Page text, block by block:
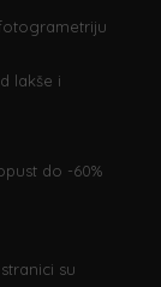
lakše i
do -60%
su